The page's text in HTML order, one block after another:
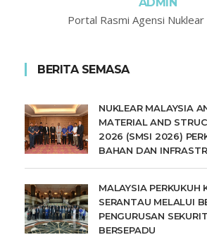
Portal Rasmi Agensi Nuklear
BERITA SEMASA
NUKLEAR MALAYSIA
MATERIAL AND
2026 (SMSI 2026)
BAHAN DAN
MALAYSIA PERKUKUH
SERANTAU MELALUI
PENGURUSAN
BERSEPADU